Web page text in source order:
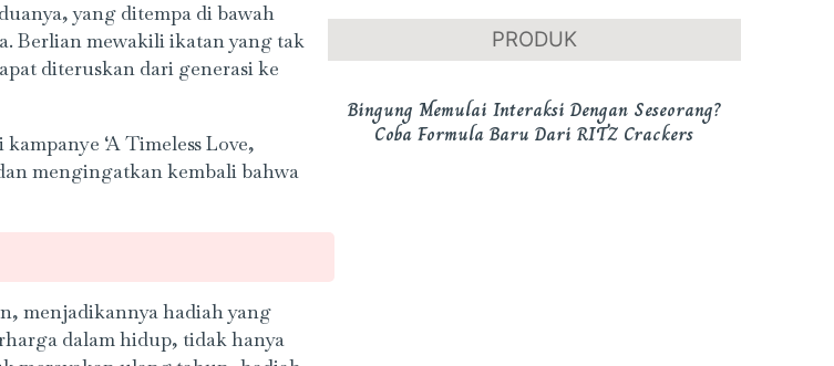
yang ditempa di bawah
Berlian mewakili ikatan yang tak
diteruskan dari generasi ke
‘A Timeless Love,
mengingatkan kembali bahwa
menjadikannya hadiah yang
dalam hidup, tidak hanya
PRODUK
Bingung Memulai Interaksi Dengan Seseorang?
Coba Formula Baru Dari RITZ Crackers